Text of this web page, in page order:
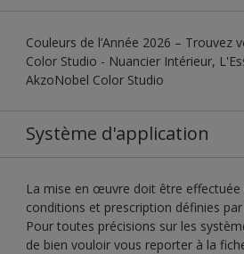
Couleurs de l’Année 2026 – Trouvez
Color Studio - Nuancier Intérieur,
AkzoNobel Color Studio
Système d'application
La mise en œuvre doit être effectuée
conditions et prescription définies
Pour toutes précisions sur les
de bien vouloir vous reporter à la